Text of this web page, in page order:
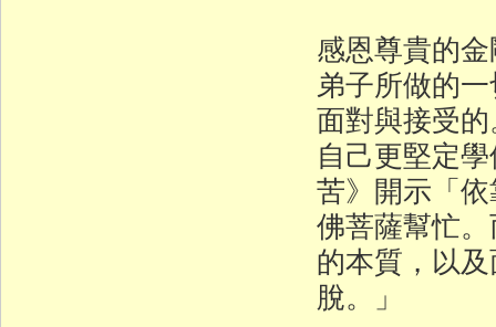
感恩尊貴的
弟子所做的
面對與接受
自己更堅定
苦》開示「
佛菩薩幫忙
的本質，以
脫。」